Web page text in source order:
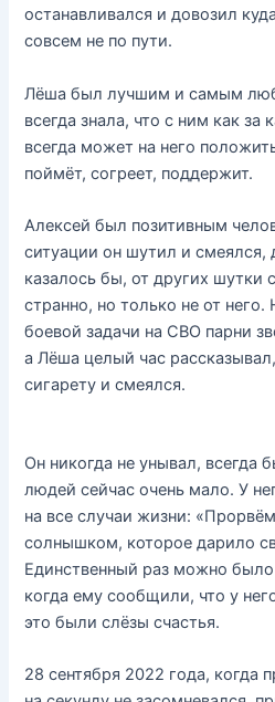
останавливался и довозил
совсем не по пути.
Лёша был лучшим и самым
всегда знала, что с ним как за
всегда может на него
поймёт, согреет, поддержит.
Алексей был позитивным
ситуации он шутил и смеялся,
казалось бы, от других
странно, но только не от
боевой задачи на СВО парни
а Лёша целый час
сигарету и смеялся.
Он никогда не унывал, всегда
людей сейчас очень мало. У
на все случаи жизни:
солнышком, которое дарило
Единственный раз можно было
когда ему сообщили, что у
это были слёзы счастья.
28 сентября 2022 года, когда